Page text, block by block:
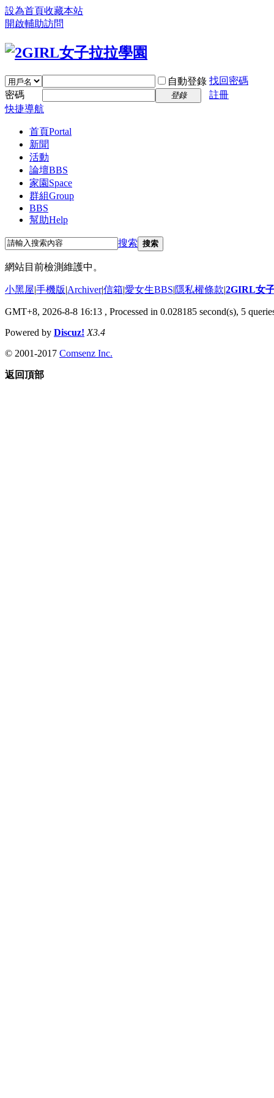
設為首頁收藏本站
開啟輔助訪問
自動登錄 找回密碼
密碼
登錄
註冊
快捷導航
首頁Portal
新聞
活動
論壇BBS
家園 Space
群組Group
BBS
幫助Help
搜索 搜索
網站目前檢測維護中。
小黑屋|手機版|Archiver|信箱|愛女生BBS|隱私權條款|2GIRL女
GMT+8, 2026-8-8 16:13 , Processed in 0.028185 second(s), 5
Powered by Discuz! X3.4
© 2001-2017 Comsenz Inc.
返回頂部